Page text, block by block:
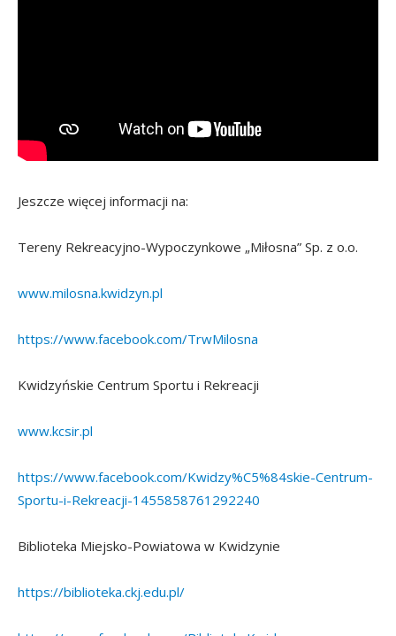
Jeszcze więcej informacji na:
Tereny Rekreacyjno-Wypoczynkowe „Miłosna” Sp. z o.o.
www.milosna.kwidzyn.pl
https://www.facebook.com/TrwMilosna
Kwidzyńskie Centrum Sportu i Rekreacji
www.kcsir.pl
https://www.facebook.com/Kwidzy%C5%84skie-Centrum-
Sportu-i-Rekreacji-1455858761292240
Biblioteka Miejsko-Powiatowa w Kwidzynie
https://biblioteka.ckj.edu.pl/